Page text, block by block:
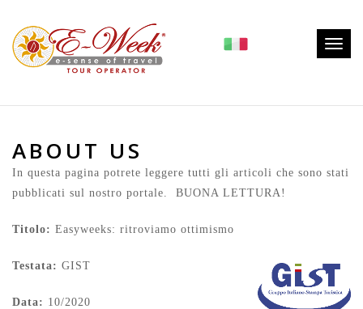
ABOUT US
In questa pagina potrete leggere tutti gli articoli che sono stati
pubblicati sul nostro portale.
BUONA LETTURA!
Titolo: Easyweeks: ritroviamo ottimismo
Testata: GIST
Data: 10/2020